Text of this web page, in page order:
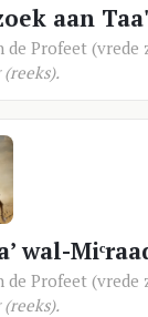
aan
de Profeet (vrede
wal-
de Profeet (vrede